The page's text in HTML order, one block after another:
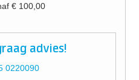
€ 100,00
advies!
0220090